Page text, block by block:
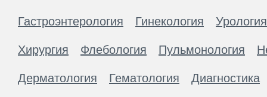
Гастроэнтерология Гинекология Урология
Хирургия Флебология Пульмонология
Дерматология Гематология Диагностика